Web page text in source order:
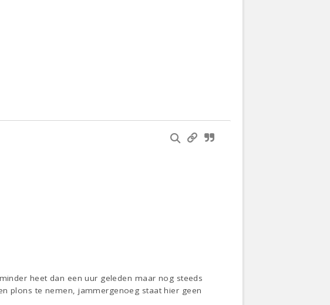
heet dan een uur geleden maar nog steeds
plons te nemen, jammergenoeg staat hier geen